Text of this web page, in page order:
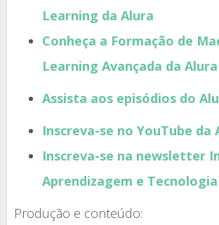
Learning da Alura
Conheça a Formação de
Learning Avançada da Alura
Assista aos episódios do
Inscreva-se no YouTube da
Inscreva-se na newsletter
Aprendizagem e Tecnologia
Produção e conteúdo: